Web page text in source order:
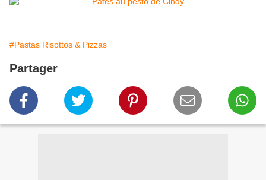
#Pastas Risottos & Pizzas
Partager